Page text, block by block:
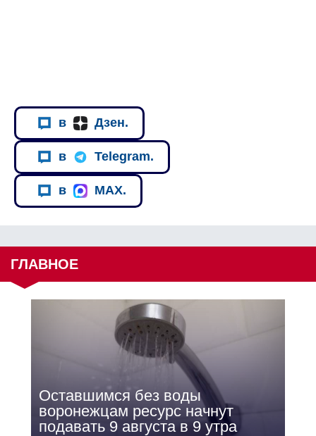
в Дзен.
в Telegram.
в MAX.
ГЛАВНОЕ
Оставшимся без воды
воронежцам ресурс начнут
подавать 9 августа в 9 утра